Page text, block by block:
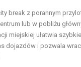
break z porannym
lub w pobliżu
miejskiej ułatwia
dojazdów i pozwala